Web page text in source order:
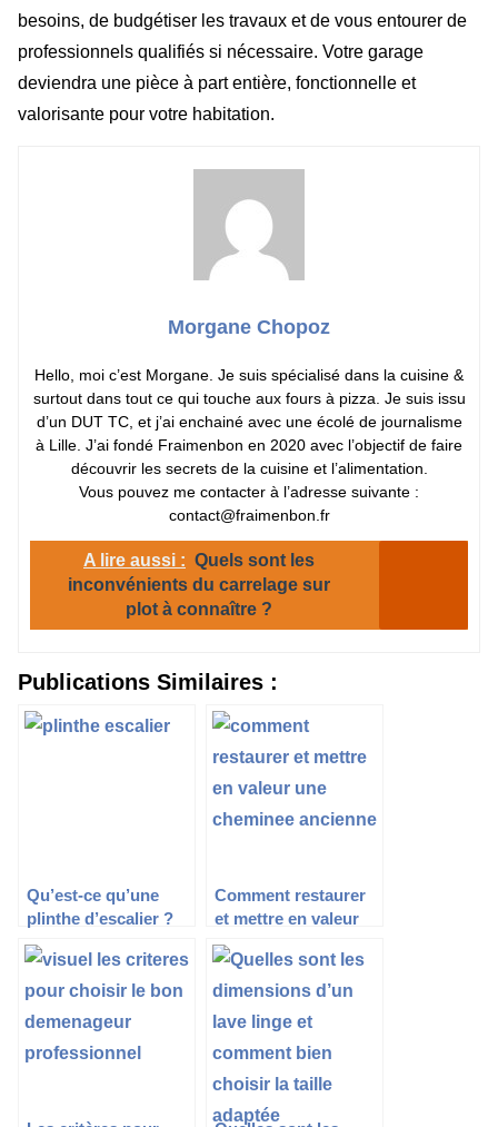
besoins, de budgétiser les travaux et de vous entourer de
professionnels qualifiés si nécessaire. Votre garage
deviendra une pièce à part entière, fonctionnelle et
valorisante pour votre habitation.
Morgane Chopoz
Hello, moi c’est Morgane. Je suis spécialisé dans la cuisine &
surtout dans tout ce qui touche aux fours à pizza. Je suis issu
d’un DUT TC, et j’ai enchainé avec une écolé de journalisme
à Lille. J’ai fondé Fraimenbon en 2020 avec l’objectif de faire
découvrir les secrets de la cuisine et l’alimentation.
Vous pouvez me contacter à l’adresse suivante :
contact@fraimenbon.fr
A lire aussi : Quels sont les
inconvénients du carrelage sur
plot à connaître ?
Publications Similaires :
Qu’est-ce qu’une
plinthe d’escalier ?
Comment restaurer
et mettre en valeur
une cheminée
ancienne ?